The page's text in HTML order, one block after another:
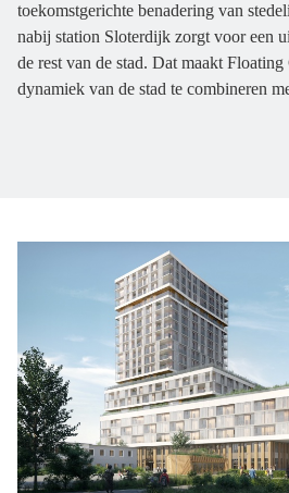
toekomstgerichte benadering van
nabij station Sloterdijk zorgt voor een
de rest van de stad. Dat maakt
dynamiek van de stad te combineren